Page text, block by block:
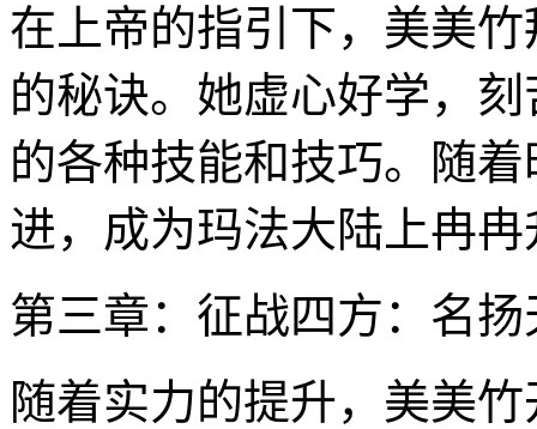
在上帝的指引下，美美
的秘诀。她虚心好学，
的各种技能和技巧。随
进，成为玛法大陆上冉
第三章：征战四方：名扬
随着实力的提升，美美